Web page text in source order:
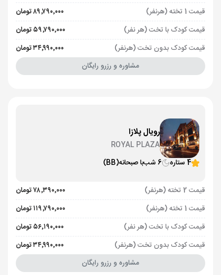
قیمت 1 تخته (هرنفر)
۸۹٬۷۹۰٬۰۰۰ تومان
قیمت کودک با تخت (هر نفر)
۵۹٬۷۹۰٬۰۰۰ تومان
قیمت کودک بدون تخت (هرنفر)
۳۴٬۹۹۰٬۰۰۰ تومان
مشاوره و رزرو رایگان
رویال پلازا
ROYAL PLAZA
4 ستاره
6 شب با صبحانه(BB)
قیمت 2 تخته (هرنفر)
۷۸٬۳۹۰٬۰۰۰ تومان
قیمت 1 تخته (هرنفر)
۱۱۹٬۷۹۰٬۰۰۰ تومان
قیمت کودک با تخت (هر نفر)
۵۶٬۱۹۰٬۰۰۰ تومان
قیمت کودک بدون تخت (هرنفر)
۳۴٬۹۹۰٬۰۰۰ تومان
مشاوره و رزرو رایگان